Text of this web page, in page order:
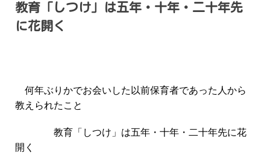
稿
ナ
ー
ョ
教育「しつけ」は五年・十年・二十年先
に花開く
何年ぶりかでお会いした以前保育者であった人から
教えられたこと
教育「しつけ」は五年・十年・二十年先に花
開く